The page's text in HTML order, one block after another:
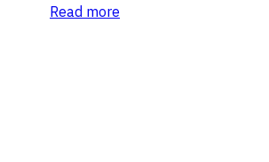
Read more